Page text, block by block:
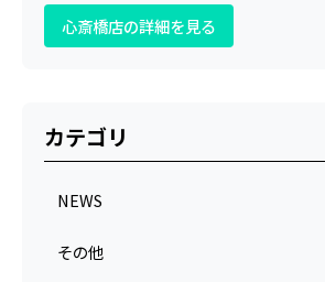
心斎橋店の詳細を見る
カテゴリ
NEWS
その他